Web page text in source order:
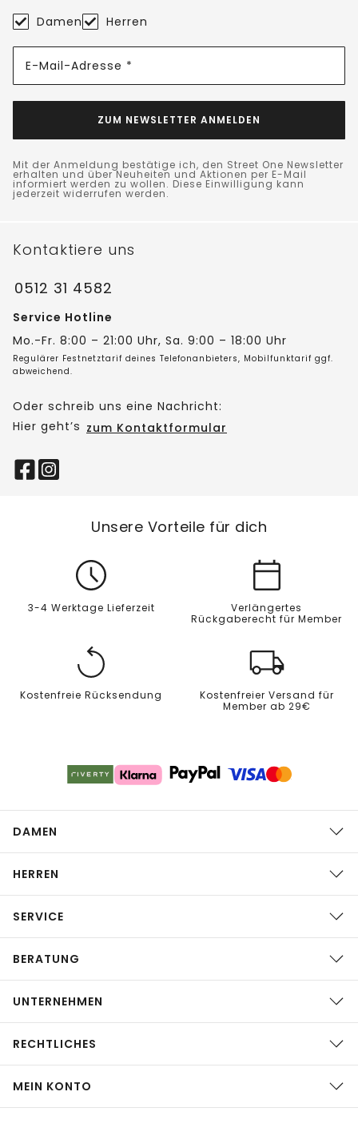
Damen Herren
E-Mail-Adresse *
ZUM NEWSLETTER ANMELDEN
Mit der Anmeldung bestätige ich, den Street One Newsletter
erhalten und über Neuheiten und Aktionen per E-Mail
informiert werden zu wollen. Diese Einwilligung kann
jederzeit widerrufen werden.
Kontaktiere uns
0512 31 4582
Service Hotline
Mo.-Fr. 8:00 – 21:00 Uhr, Sa. 9:00 – 18:00 Uhr
Regulärer Festnetztarif deines Telefonanbieters, Mobilfunktarif ggf.
abweichend.
Oder schreib uns eine Nachricht:
Hier geht’s zum Kontaktformular
Unsere Vorteile für dich
3-4 Werktage Lieferzeit
Verlängertes
Rückgaberecht für Member
Kostenfreie Rücksendung
Kostenfreier Versand für
Member ab 29€
DAMEN
HERREN
SERVICE
BERATUNG
UNTERNEHMEN
RECHTLICHES
MEIN KONTO